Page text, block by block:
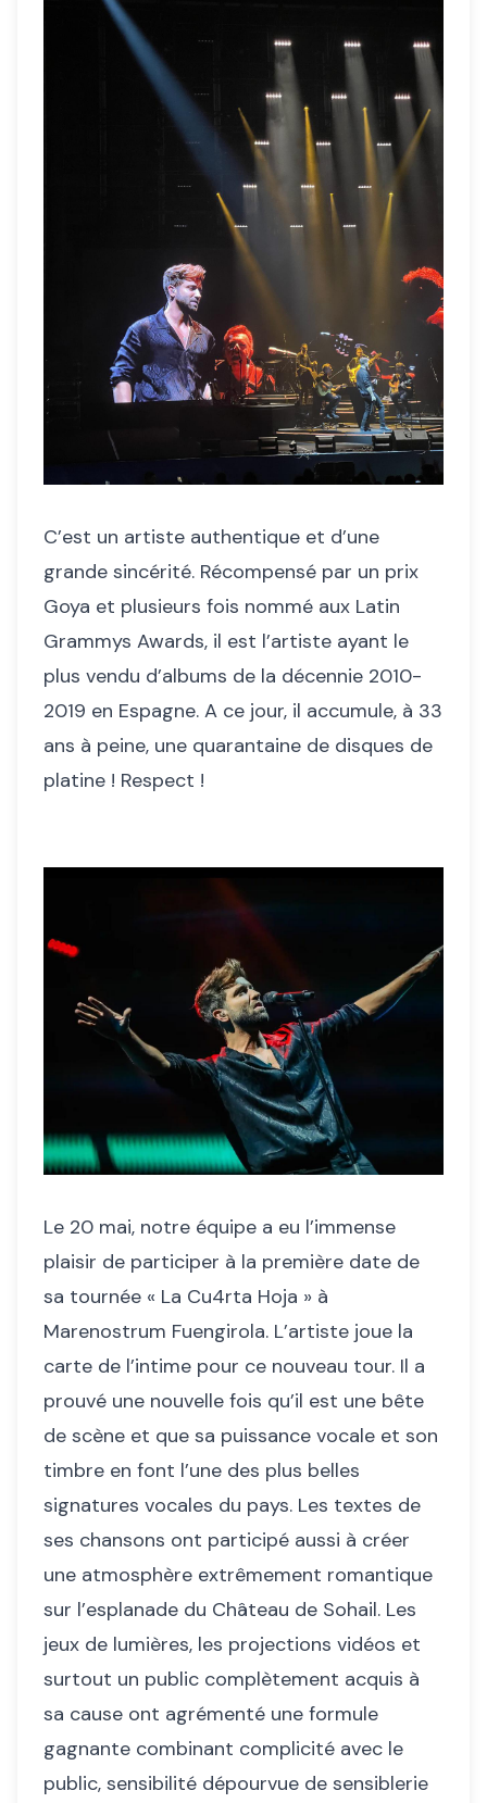
C’est un artiste authentique et d’une
grande sincérité. Récompensé par un prix
Goya et plusieurs fois nommé aux Latin
Grammys Awards, il est l’artiste ayant le
plus vendu d’albums de la décennie 2010-
2019 en Espagne. A ce jour, il accumule, à 33
ans à peine, une quarantaine de disques de
platine ! Respect !
Le 20 mai, notre équipe a eu l’immense
plaisir de participer à la première date de
sa tournée « La Cu4rta Hoja » à
Marenostrum Fuengirola. L’artiste joue la
carte de l’intime pour ce nouveau tour. Il a
prouvé une nouvelle fois qu’il est une bête
de scène et que sa puissance vocale et son
timbre en font l’une des plus belles
signatures vocales du pays. Les textes de
ses chansons ont participé aussi à créer
une atmosphère extrêmement romantique
sur l’esplanade du Château de Sohail. Les
jeux de lumières, les projections vidéos et
surtout un public complètement acquis à
sa cause ont agrémenté une formule
gagnante combinant complicité avec le
public, sensibilité dépourvue de sensiblerie